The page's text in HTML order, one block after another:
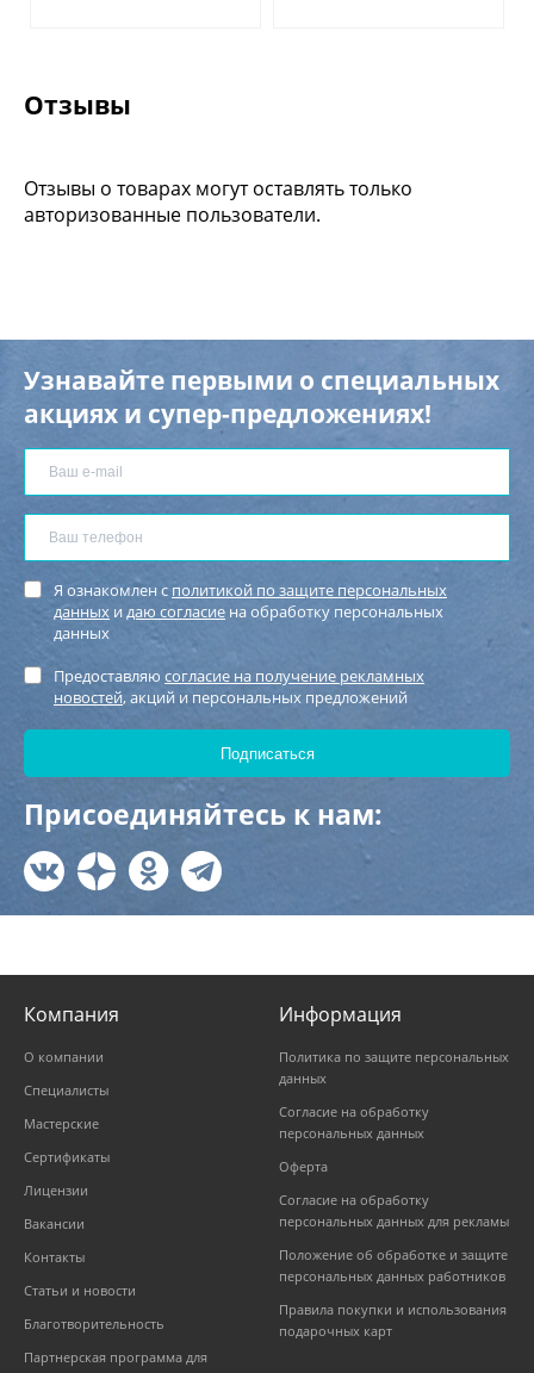
Отзывы
Отзывы о товарах могут оставлять только
авторизованные пользователи.
Узнавайте первыми о специальных
акциях и супер-предложениях!
Я ознакомлен с политикой по защите персональных
данных и даю согласие на обработку персональных
данных
Предоставляю согласие на получение рекламных
новостей, акций и персональных предложений
Присоединяйтесь к нам:
Компания
О компании
Специалисты
Мастерские
Сертификаты
Лицензии
Вакансии
Контакты
Статьи и новости
Благотворительность
Партнерская программа для
Информация
Политика по защите персональных
данных
Согласие на обработку
персональных данных
Оферта
Согласие на обработку
персональных данных для рекламы
Положение об обработке и защите
персональных данных работников
Правила покупки и использования
подарочных карт